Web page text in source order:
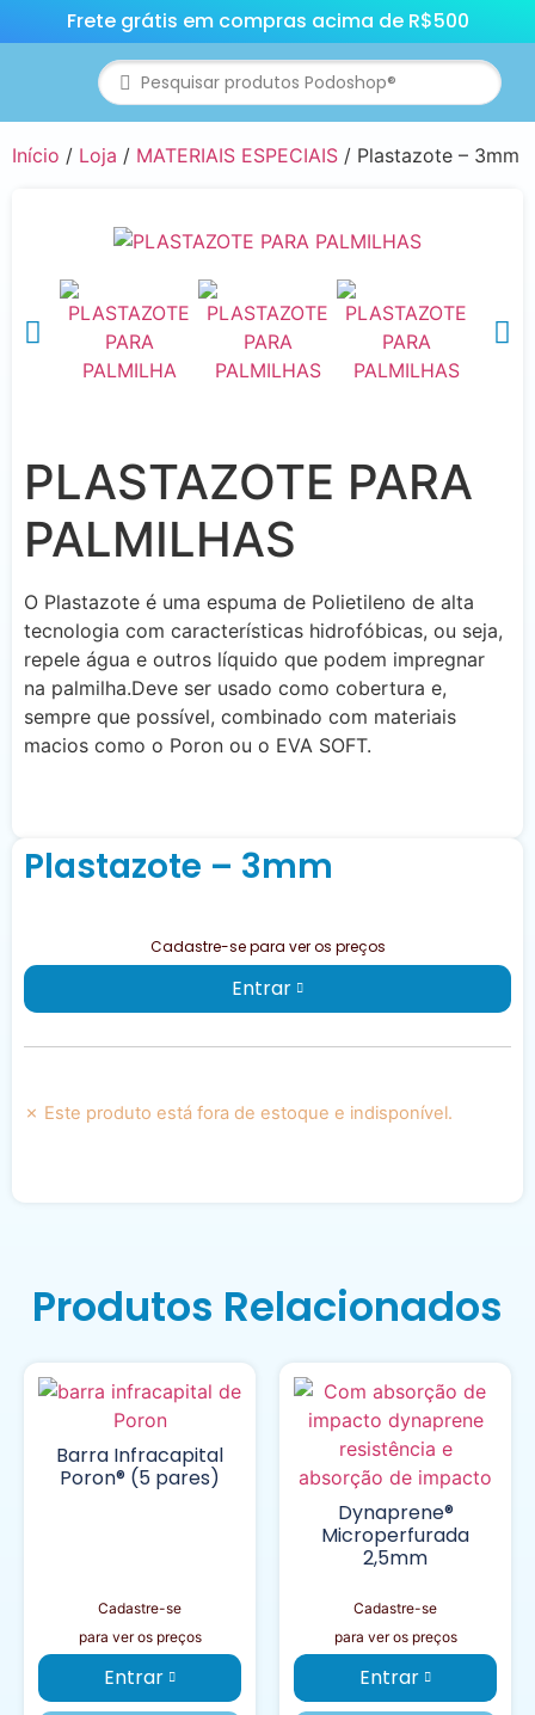
Frete grátis em compras acima de R$500
Início / Loja / MATERIAIS ESPECIAIS / Plastazote – 3mm
PLASTAZOTE PARA
PALMILHAS
O Plastazote é uma espuma de Polietileno de alta
tecnologia com características hidrofóbicas, ou seja,
repele água e outros líquido que podem impregnar
na palmilha.Deve ser usado como cobertura e,
sempre que possível, combinado com materiais
macios como o Poron ou o EVA SOFT.
Plastazote – 3mm
Cadastre-se para ver os preços
Entrar
Este produto está fora de estoque e indisponível.
Produtos Relacionados
Barra Infracapital
Poron® (5 pares)
Cadastre-se
para ver os preços
Entrar
Dynaprene®
Microperfurada
2,5mm
Cadastre-se
para ver os preços
Entrar